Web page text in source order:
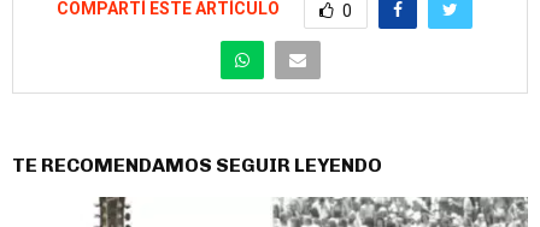
COMPARTÍ ESTE ARTÍCULO 0
TE RECOMENDAMOS SEGUIR LEYENDO